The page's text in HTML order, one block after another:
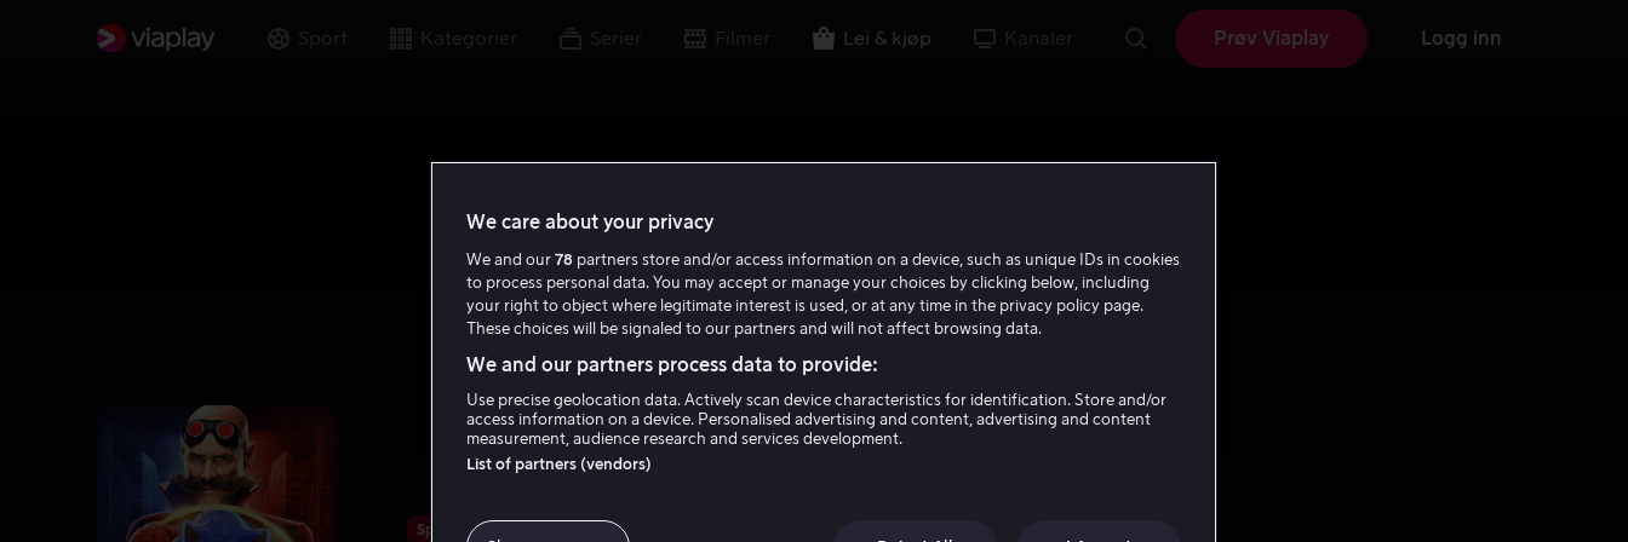
Sport Kategorier Serier Filmer Lei & kjøp Kanaler Prøv Viaplay Logg inn
Spar 37%
We care about your privacy
We and our 78 partners store and/or access information on a device, such as unique IDs in cookies
to process personal data. You may accept or manage your choices by clicking below, including
your right to object where legitimate interest is used, or at any time in the privacy policy page.
These choices will be signaled to our partners and will not affect browsing data.
We and our partners process data to provide:
Use precise geolocation data. Actively scan device characteristics for identification. Store and/or
access information on a device. Personalised advertising and content, advertising and content
measurement, audience research and services development.
List of partners (vendors)